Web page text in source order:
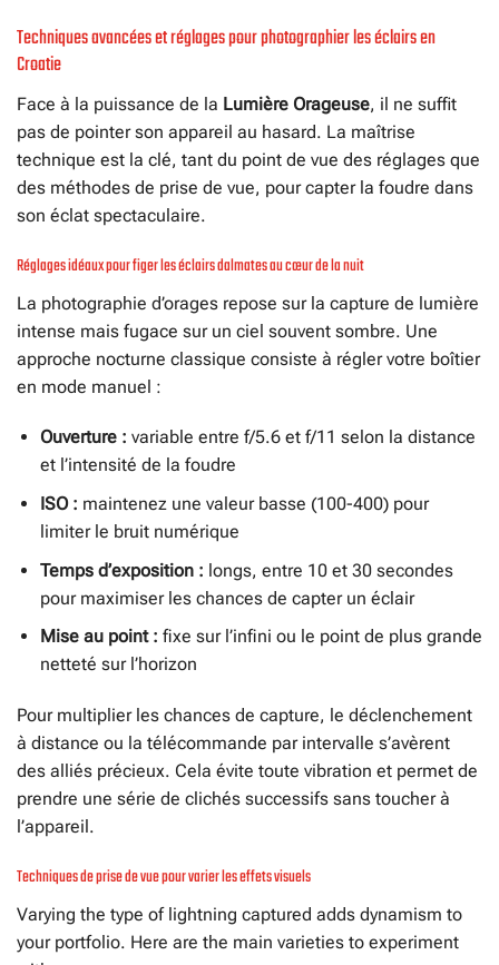
Techniques avancées et réglages pour photographier les éclairs en
Croatie
Face à la puissance de la Lumière Orageuse, il ne suffit
pas de pointer son appareil au hasard. La maîtrise
technique est la clé, tant du point de vue des réglages que
des méthodes de prise de vue, pour capter la foudre dans
son éclat spectaculaire.
Réglages idéaux pour figer les éclairs dalmates au cœur de la nuit
La photographie d’orages repose sur la capture de lumière
intense mais fugace sur un ciel souvent sombre. Une
approche nocturne classique consiste à régler votre boîtier
en mode manuel :
Ouverture : variable entre f/5.6 et f/11 selon la distance
et l’intensité de la foudre
ISO : maintenez une valeur basse (100-400) pour
limiter le bruit numérique
Temps d’exposition : longs, entre 10 et 30 secondes
pour maximiser les chances de capter un éclair
Mise au point : fixe sur l’infini ou le point de plus grande
netteté sur l’horizon
Pour multiplier les chances de capture, le déclenchement
à distance ou la télécommande par intervalle s’avèrent
des alliés précieux. Cela évite toute vibration et permet de
prendre une série de clichés successifs sans toucher à
l’appareil.
Techniques de prise de vue pour varier les effets visuels
Varying the type of lightning captured adds dynamism to
your portfolio. Here are the main varieties to experiment